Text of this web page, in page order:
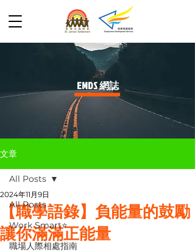
​EMDS 網誌
文章
All Posts
Work Smart⭐️
職場人際相處指南
All Posts
【職學語錄】負能量的鼓勵
讓你滿滿正能量
2024年11月9日